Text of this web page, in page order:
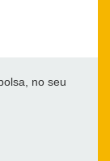
no seu